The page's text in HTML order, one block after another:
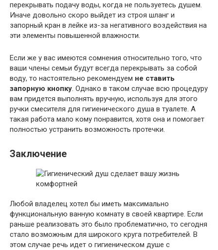
перекрывать подачу воды, когда не пользуетесь душем.
Иначе довольно скоро выйдет из строя шланг и
запорный кран в лейке из-за негативного воздействия на
эти элементы повышенной влажности.
Если же у вас имеются сомнения относительно того, что
ваши члены семьи будут всегда перекрывать за собой
воду, то настоятельно рекомендуем не ставить
запорную кнопку. Однако в таком случае всю процедуру
вам придется выполнять вручную, используя для этого
ручки смесителя для гигиенического душа в туалете. А
такая работа мало кому понравится, хотя она и помогает
полностью устранить возможность протечки.
Заключение
Любой владелец хотел бы иметь максимально
функциональную ванную комнату в своей квартире. Если
раньше реализовать это было проблематично, то сегодня
стало возможным для широкого круга потребителей. В
этом случае речь идет о гигиеническом душе с